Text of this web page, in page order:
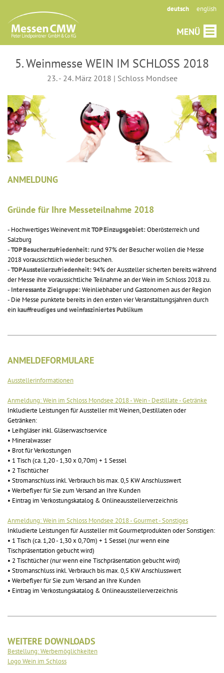
deutsch english
5. Weinmesse WEIN IM SCHLOSS 2018
23. - 24. März 2018 | Schloss Mondsee
ANMELDUNG
Gründe für Ihre Messeteilnahme 2018
- Hochwertiges Weinevent mitTOP Einzugsgebiet:Oberösterreich und
Salzburg
-TOP Besucherzufriedenheit: rund 97% der Besucher wollen die Messe
2018 voraussichtlich wieder besuchen.
-TOP Ausstellerzufriedenheit:94% der Aussteller sicherten bereits während
der Messe ihre voraussichtliche Teilnahme an der Wein im Schloss 2018 zu.
- Interessante Zielgruppe:Weinliebhaber und Gastonomen aus der Region
- Die Messe punktete bereits in den ersten vier Veranstaltungsjahren durch
einkauffreudiges und weinfasziniertes Publikum
ANMELDEFORMULARE
Ausstellerinformationen
Anmeldung: Wein im Schloss Mondsee 2018 - Wein - Destillate - Getränke
Inkludierte Leistungen für Aussteller mit Weinen, Destillaten oder
Getränken:
• Leihgläser inkl. Gläserwaschservice
• Mineralwasser
• Brot für Verkostungen
• 1 Tisch (ca. 1,20 - 1,30 x 0,70m) + 1 Sessel
• 2 Tischtücher
• Stromanschluss inkl. Verbrauch bis max. 0,5 KW Anschlusswert
• Werbeflyer für Sie zum Versand an Ihre Kunden
• Eintrag im Verkostungskatalog & Onlineausstellerverzeichnis
Anmeldung: Wein im Schloss Mondsee 2018 - Gourmet - Sonstiges
Inkludierte Leistungen für Aussteller mit Gourmetprodukten oder Sonstigen:
• 1 Tisch (ca. 1,20 - 1,30 x 0,70m) + 1 Sessel (nur wenn eine
Tischpräsentation gebucht wird)
• 2 Tischtücher (nur wenn eine Tischpräsentation gebucht wird)
• Stromanschluss inkl. Verbrauch bis max. 0,5 KW Anschlusswert
• Werbeflyer für Sie zum Versand an Ihre Kunden
• Eintrag im Verkostungskatalog & Onlineausstellerverzeichnis
WEITERE DOWNLOADS
Bestellung: Werbemöglichkeiten
Logo Wein im Schloss